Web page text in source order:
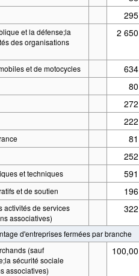
295
et la défense;la
des organisations
2 650
et de motocycles 634
80
272
222
81
252
et techniques 591
et de soutien 196
activités de services
associatives)
322
d'entreprises fermées par branche
(sauf
sécurité sociale
associatives)
100,00